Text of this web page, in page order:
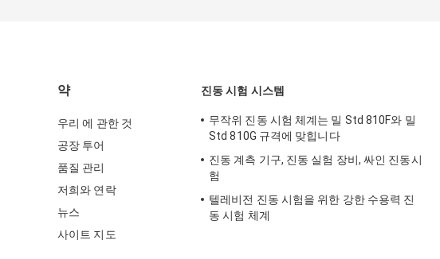
약
우리 에 관한 것
공장 투어
품질 관리
저희와 연락
뉴스
사이트 지도
진동 시험 시스템
무작위 진동 시험 체계는 밀 Std 810F와 밀
Std 810G 규격에 맞힙니다
진동 계측 기구, 진동 실험 장비, 싸인 진동시
험
텔레비전 진동 시험을 위한 강한 수용력 진
동 시험 체계